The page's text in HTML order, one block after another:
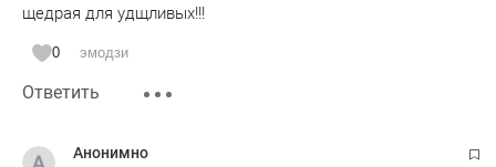
щедрая для удщливых!!!
0 эмодзи
Ответить
Анонимно